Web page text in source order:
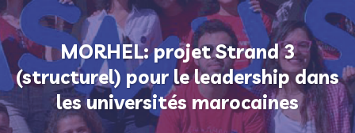
MORHEL: projet Strand 3
(structurel) pour le leadership dans
les universités marocaines